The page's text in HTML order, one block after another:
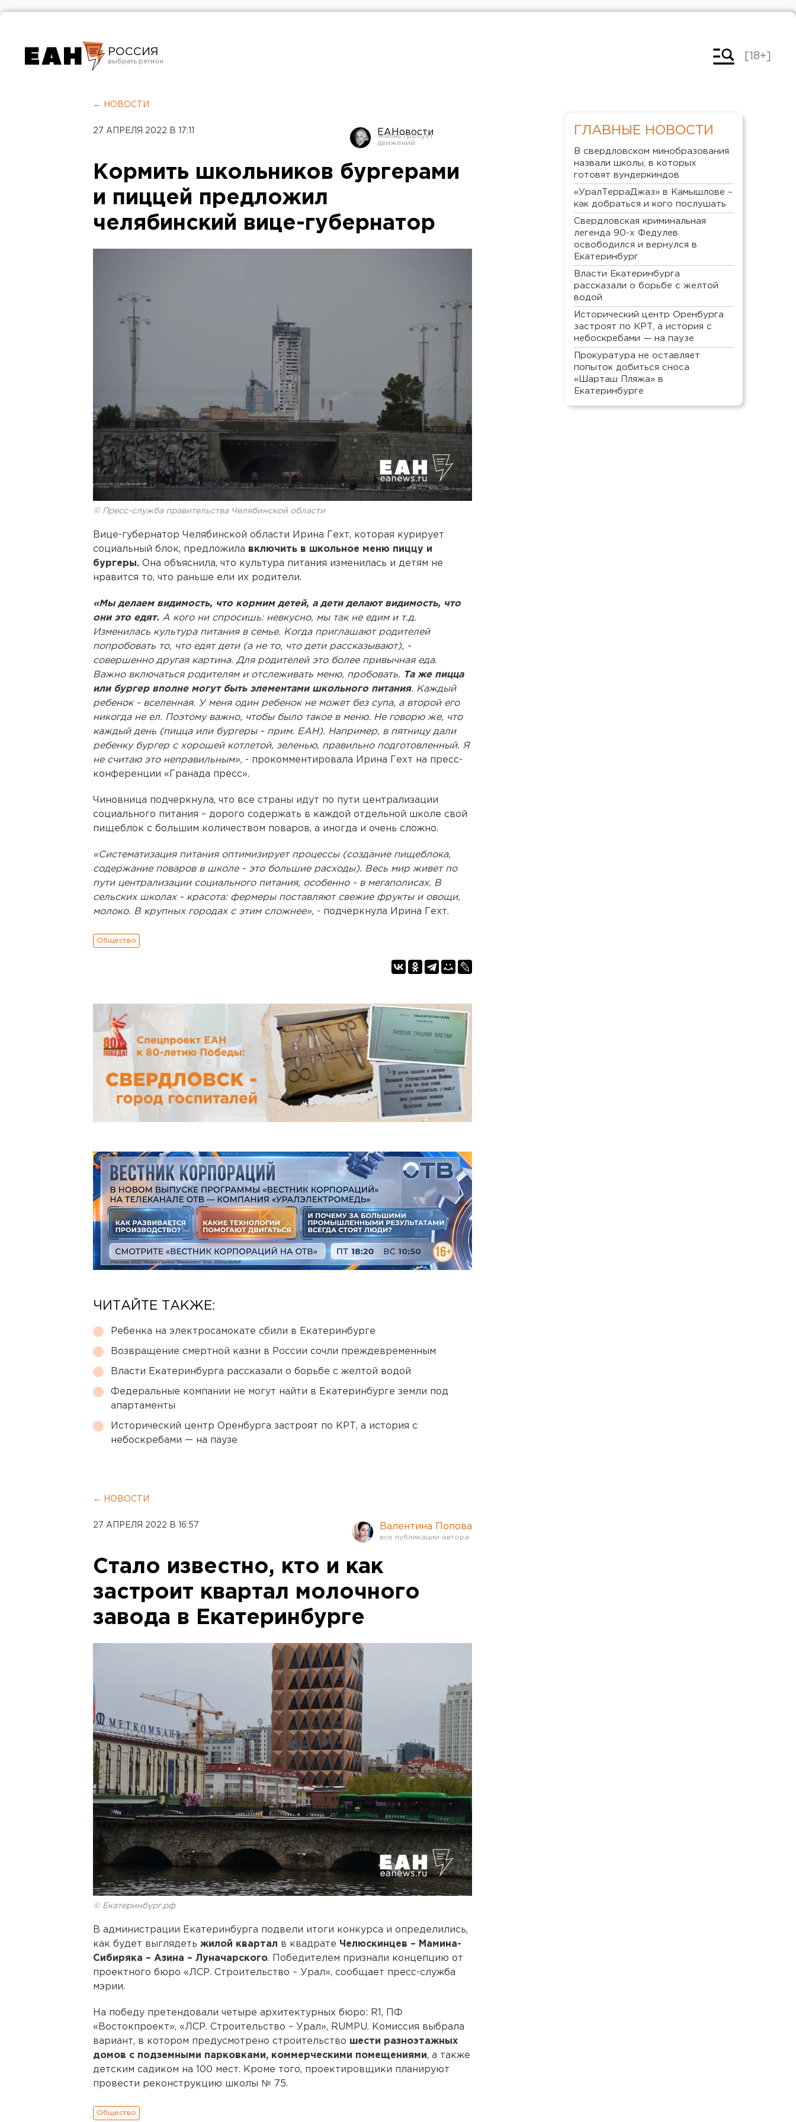
РОССИЯ
Челябинск
[18+]
← НОВОСТИ
27 АПРЕЛЯ 2022 В 17:11 ЕАНовости
Кормить школьников бургерами
и пиццей предложил
челябинский вице-губернатор
© Пресс-служба правительства Челябинской области
Вице-губернатор Челябинской области Ирина Гехт, которая курирует
социальный блок, предложила включить в школьное меню пиццу и
бургеры. Она объяснила, что культура питания изменилась и детям не
нравится то, что раньше ели их родители.
«Мы делаем видимость, что кормим детей, а дети делают видимость, что
они это едят. А кого ни спросишь: невкусно, мы так не едим и т.д.
Изменилась культура питания в семье. Когда приглашают родителей
попробовать то, что едят дети (а не то, что дети рассказывают), -
совершенно другая картина. Для родителей это более привычная еда.
Важно включаться родителям и отслеживать меню, пробовать. Та же пицца
или бургер вполне могут быть элементами школьного питания. Каждый
ребенок - вселенная. У меня один ребенок не может без супа, а второй его
никогда не ел. Поэтому важно, чтобы было такое в меню. Не говорю же, что
каждый день (пицца или бургеры - прим. ЕАН). Например, в пятницу дали
ребенку бургер с хорошей котлетой, зеленью, правильно подготовленный. Я
не считаю это неправильным», - прокомментировала Ирина Гехт на пресс-
конференции «Гранада пресс».
Чиновница подчеркнула, что все страны идут по пути централизации
социального питания – дорого содержать в каждой отдельной школе свой
пищеблок с большим количеством поваров, а иногда и очень сложно.
«Систематизация питания оптимизирует процессы (создание пищеблока,
содержание поваров в школе - это большие расходы). Весь мир живет по
пути централизации социального питания, особенно - в мегаполисах. В
сельских школах - красота: фермеры поставляют свежие фрукты и овощи,
молоко. В крупных городах с этим сложнее», - подчеркнула Ирина Гехт.
Общество
ЧИТАЙТЕ ТАКЖЕ:
Ребенка на электросамокате сбили в Екатеринбурге
Возвращение смертной казни в России сочли преждевременным
Власти Екатеринбурга рассказали о борьбе с желтой водой
Федеральные компании не могут найти в Екатеринбурге земли под
апартаменты
Исторический центр Оренбурга застроят по КРТ, а история с
небоскребами — на паузе
← НОВОСТИ
27 АПРЕЛЯ 2022 В 16:57 Валентина Попова
Стало известно, кто и как
застроит квартал молочного
завода в Екатеринбурге
© Екатеринбург.рф
В администрации Екатеринбурга подвели итоги конкурса и определились,
как будет выглядеть жилой квартал в квадрате Челюскинцев – Мамина-
Сибиряка – Азина – Луначарского. Победителем признали концепцию от
проектного бюро «ЛСР. Строительство – Урал», сообщает пресс-служба
мэрии.
На победу претендовали четыре архитектурных бюро: R1, ПФ
«Востокпроект», «ЛСР. Строительство – Урал», RUMPU. Комиссия выбрала
вариант, в котором предусмотрено строительство шести разноэтажных
домов с подземными парковками, коммерческими помещениями, а также
детским садиком на 100 мест. Кроме того, проектировщики планируют
провести реконструкцию школы № 75.
Общество
ГЛАВНЫЕ НОВОСТИ
В свердловском минобразования
назвали школы, в которых
готовят вундеркиндов
«УралТерраДжаз» в Камышлове –
как добраться и кого послушать
Свердловская криминальная
легенда 90-х Федулев
освободился и вернулся в
Екатеринбург
Власти Екатеринбурга
рассказали о борьбе с желтой
водой
Исторический центр Оренбурга
застроят по КРТ, а история с
небоскребами — на паузе
Прокуратура не оставляет
попыток добиться сноса
«Шарташ Пляжа» в
Екатеринбурге